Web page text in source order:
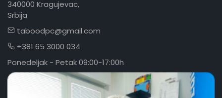
340000 Kragujevac,
Srbija
taboodpc@gmail.com
+381 65 3000 034
Ponedeljak - Petak 09:00-17:00h